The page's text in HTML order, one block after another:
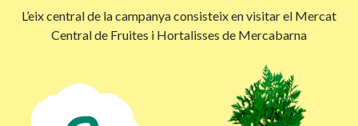
L’eix central de la campanya consisteix en visitar el Mercat
Central de Fruites i Hortalisses de Mercabarna